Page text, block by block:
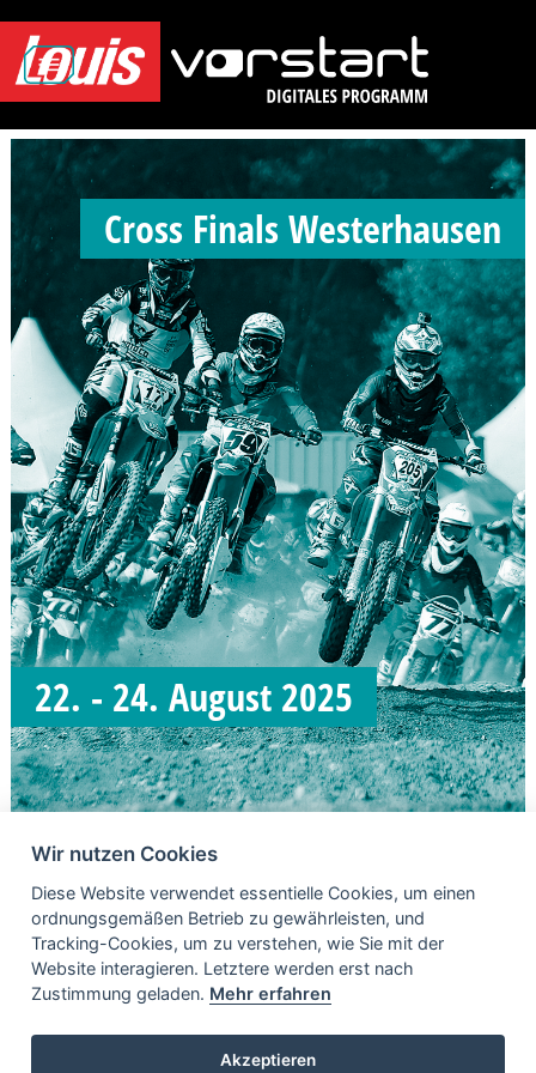
Cross Finals Westerhausen
22. - 24. August 2025
WEITERE INHALTE
Wir nutzen Cookies
Diese Website verwendet essentielle Cookies, um einen
ordnungsgemäßen Betrieb zu gewährleisten, und
Tracking-Cookies, um zu verstehen, wie Sie mit der
Website interagieren. Letztere werden erst nach
Zustimmung geladen. Mehr erfahren
Akzeptieren